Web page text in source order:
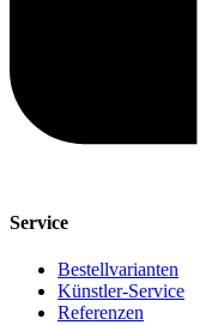
Service
Bestellvarianten
Künstler-Service
Referenzen